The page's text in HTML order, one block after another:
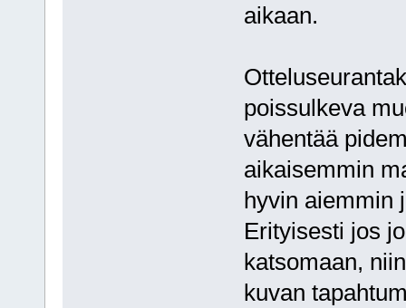
aikaan.
poissulkeva
vähentää
aikaisemmin
hyvin aiemmin
Erityisesti jos
katsomaan,
kuvan